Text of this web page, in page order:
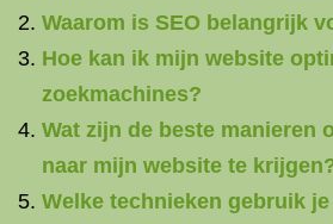
Waarom is SEO belangrijk
Hoe kan ik mijn website
zoekmachines?
Wat zijn de beste manieren
naar mijn website te
Welke technieken gebruik